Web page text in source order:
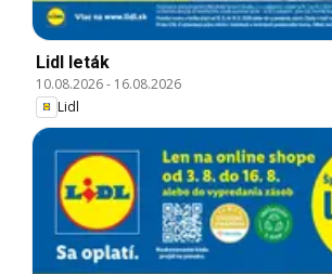
Lidl leták
10.08.2026- 16.08.2026
Lidl